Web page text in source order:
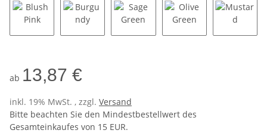
ab 13,87 €
inkl. 19% MwSt. , zzgl. Versand
Bitte beachten Sie den Mindestbestellwert des
Gesamteinkaufes von 15 EUR.